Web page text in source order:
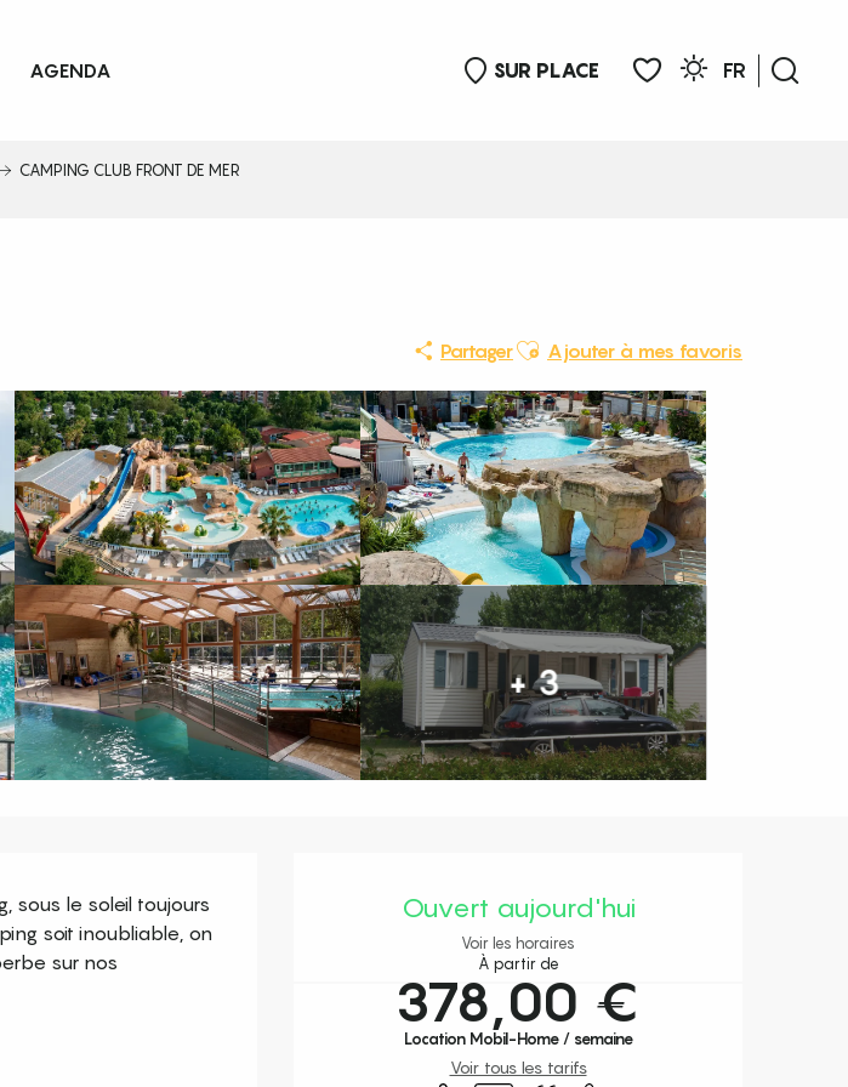
SUR PLACE
FR
AGENDA
CAMPING CLUB FRONT DE MER
PartagerAjouter aux favoris
Ajouter à mes favoris
+ 3
Ouvert aujourd'hui
Voir les horaires
À partir de
378,00 €
Location Mobil-Home / semaine
Voir tous les tarifs
sous le soleil toujours
soit inoubliable, on
sur nos